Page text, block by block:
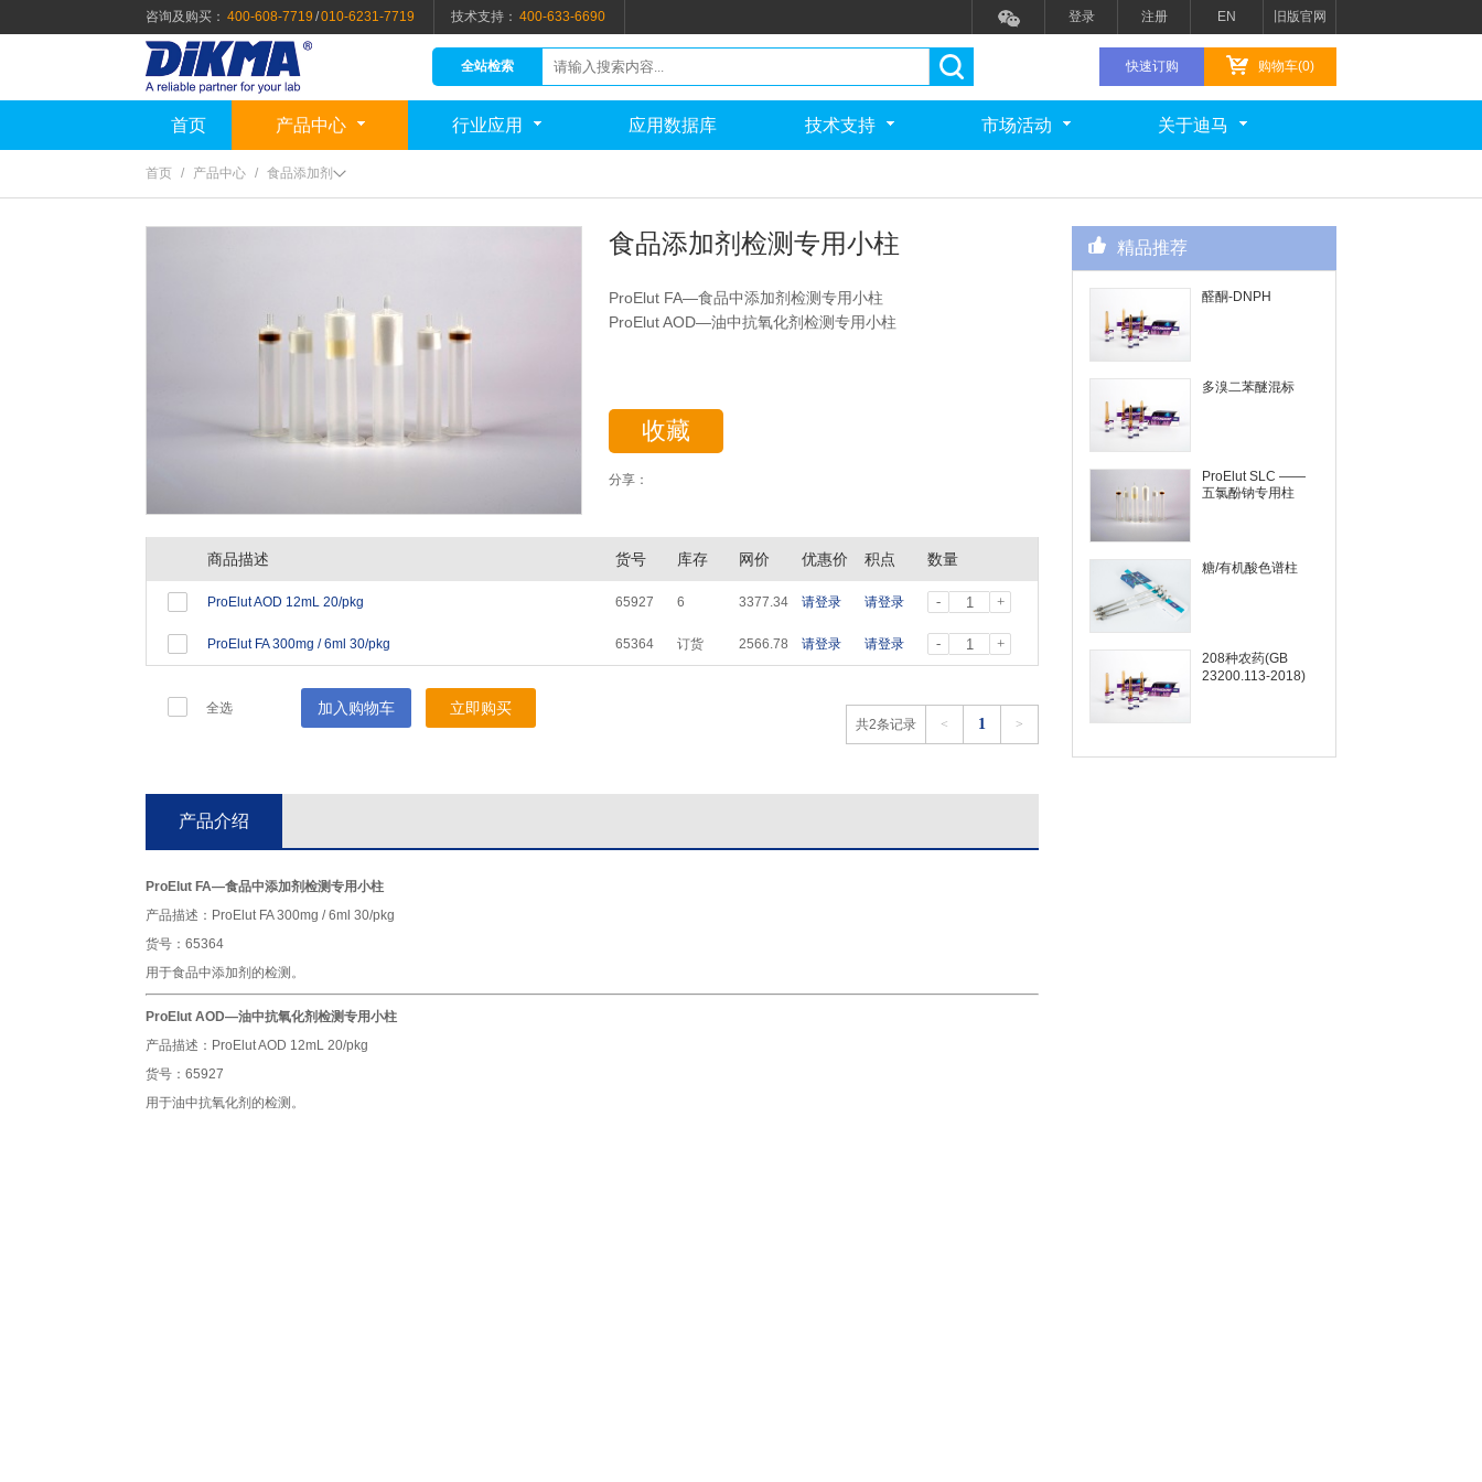
咨询及购买： 400-608-7719 /010-6231-7719 技术支持： 400-633-6690 旧版官网
EN
注册
登录
全站检索 快速订购 购物车(0)
首页 产品中心 行业应用 应用数据库 技术支持 市场活动 关于迪马
首页 / 产品中心 / 食品添加剂
食品添加剂检测专用小柱
ProElut FA—食品中添加剂检测专用小柱
ProElut AOD—油中抗氧化剂检测专用小柱
收藏
分享：
商品描述 货号 库存 网价 优惠价 积点 数量
ProElut AOD 12mL 20/pkg 65927 6 3377.34 请登录 请登录 - +
ProElut FA 300mg / 6ml 30/pkg 65364 订货 2566.78 请登录 请登录 - +
全选 加入购物车 立即购买
共2条记录 < 1 >
产品介绍
ProElut FA—食品中添加剂检测专用小柱
产品描述：ProElut FA 300mg / 6ml 30/pkg
货号：65364
用于食品中添加剂的检测。
ProElut AOD—油中抗氧化剂检测专用小柱
产品描述：ProElut AOD 12mL 20/pkg
货号：65927
用于油中抗氧化剂的检测。
精品推荐
醛酮-DNPH
多溴二苯醚混标
ProElut SLC ——
五氯酚钠专用柱
糖/有机酸色谱柱
208种农药(GB
23200.113-2018)